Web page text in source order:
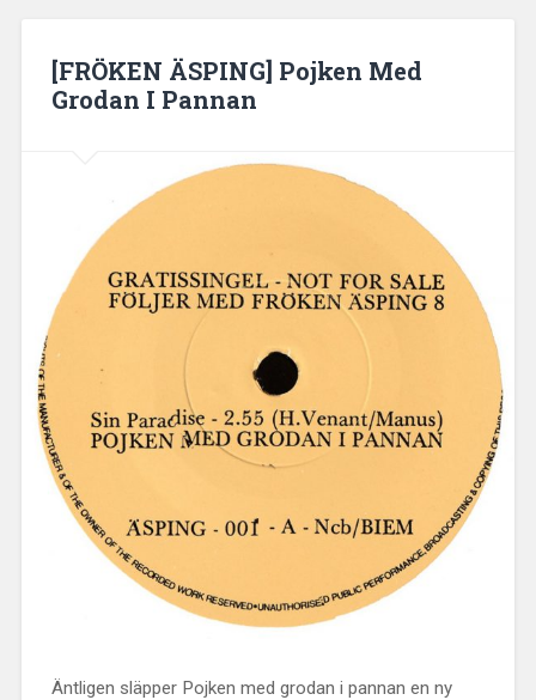
[FRÖKEN ÄSPING] Pojken Med
Grodan I Pannan
Äntligen släpper Pojken med grodan i pannan en ny